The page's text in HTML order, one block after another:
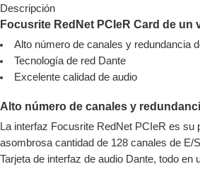
Descripción
Focusrite RedNet PCIeR Card de un
Alto número de canales y redundancia
Tecnología de red Dante
Excelente calidad de audio
Alto número de canales y
La interfaz Focusrite RedNet PCIeR es su
asombrosa cantidad de 128 canales de E/
Tarjeta de interfaz de audio Dante, todo en